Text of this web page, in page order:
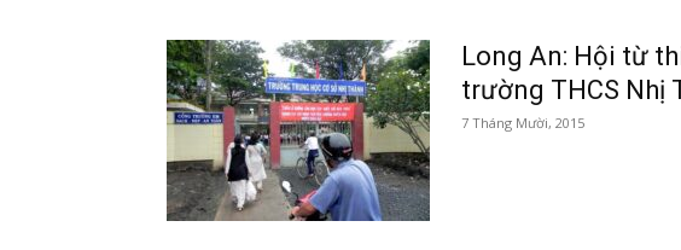
Long An: Hội từ
trường THCS Nhị
7 Tháng Mười, 2015